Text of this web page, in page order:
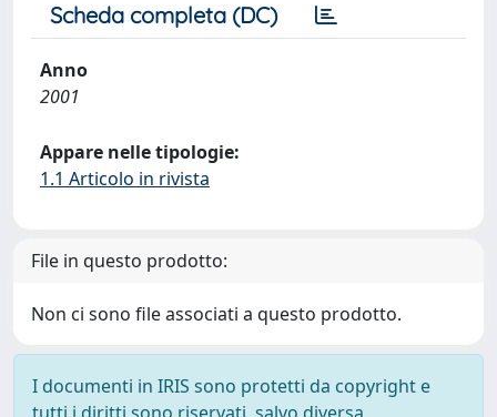
Scheda completa (DC)
Anno
2001
Appare nelle tipologie:
1.1 Articolo in rivista
File in questo prodotto:
Non ci sono file associati a questo prodotto.
I documenti in IRIS sono protetti da copyright e